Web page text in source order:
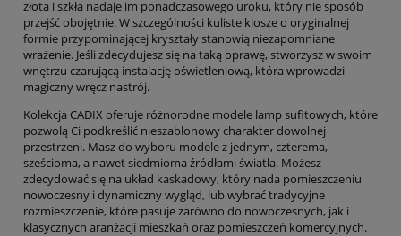
złota i szkła nadaje im ponadczasowego uroku, który nie sposób
przejść obojętnie. W szczególności kuliste klosze o oryginalnej
formie przypominającej kryształy stanowią niezapomniane
wrażenie. Jeśli zdecydujesz się na taką oprawę, stworzysz w swoim
wnętrzu czarującą instalację oświetleniową, która wprowadzi
magiczny wręcz nastrój.
Kolekcja CADIX oferuje różnorodne modele lamp sufitowych, które
pozwolą Ci podkreślić nieszablonowy charakter dowolnej
przestrzeni. Masz do wyboru modele z jednym, czterema,
sześcioma, a nawet siedmioma źródłami światła. Możesz
zdecydować się na układ kaskadowy, który nada pomieszczeniu
nowoczesny i dynamiczny wygląd, lub wybrać tradycyjne
rozmieszczenie, które pasuje zarówno do nowoczesnych, jak i
klasycznych aranżacji mieszkań oraz pomieszczeń komercyjnych.